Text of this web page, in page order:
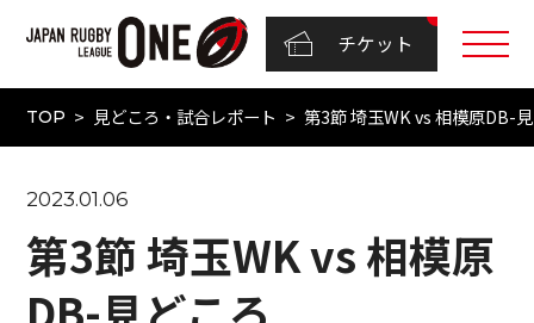
チケット
TOP 見どころ・試合レポート 第3節 埼玉WK vs 相模原DB-
2023.01.06
第3節 埼玉WK vs 相模原